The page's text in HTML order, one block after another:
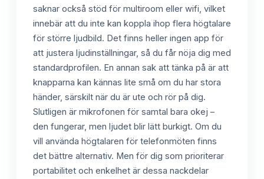
saknar också stöd för multiroom eller wifi, vilket
innebär att du inte kan koppla ihop flera högtalare
för större ljudbild. Det finns heller ingen app för
att justera ljudinställningar, så du får nöja dig med
standardprofilen. En annan sak att tänka på är att
knapparna kan kännas lite små om du har stora
händer, särskilt när du är ute och rör på dig.
Slutligen är mikrofonen för samtal bara okej –
den fungerar, men ljudet blir lätt burkigt. Om du
vill använda högtalaren för telefonmöten finns
det bättre alternativ. Men för dig som prioriterar
portabilitet och enkelhet är dessa nackdelar